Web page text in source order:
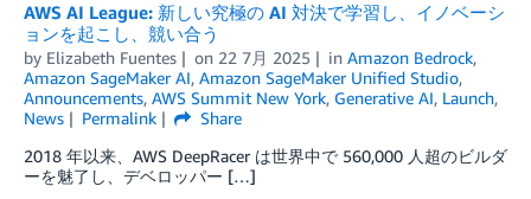
AWS AI League: 新しい究極の AI 対決で学習し、イノベーシ
ョンを起こし、競い合う
by Elizabeth Fuentes on 22 7月 2025 in Amazon Bedrock,
Amazon SageMaker AI, Amazon SageMaker Unified Studio,
Announcements, AWS Summit New York, Generative AI, Launch,
News
Permalink
Share
2018 年以来、AWS DeepRacer は世界中で 560,000 人超のビルダ
ーを魅了し、デベロッパー […]